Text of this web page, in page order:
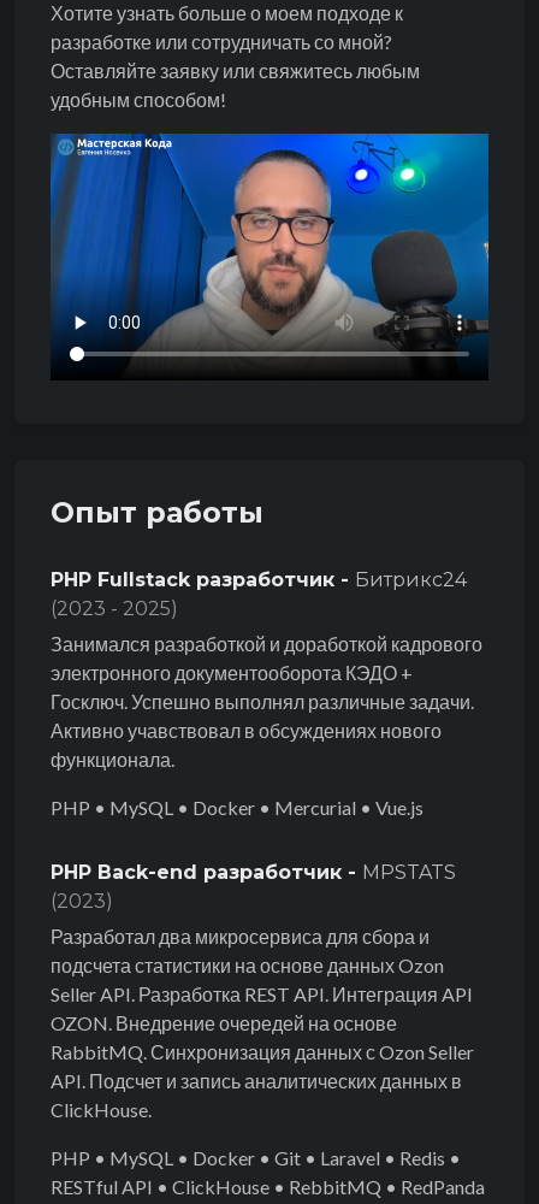
Хотите узнать больше о моем подходе к
разработке или сотрудничать со мной?
Оставляйте заявку или свяжитесь любым
удобным способом!
Опыт работы
PHP Fullstack разработчик - Битрикс24
(2023 - 2025)
Занимался разработкой и доработкой кадрового
электронного документооборота КЭДО +
Госключ. Успешно выполнял различные задачи.
Активно учавствовал в обсуждениях нового
функционала.
PHP • MySQL • Docker • Mercurial • Vue.js
PHP Back-end разработчик - MPSTATS
(2023)
Разработал два микросервиса для сбора и
подсчета статистики на основе данных Ozon
Seller API. Разработка REST API. Интеграция API
OZON. Внедрение очередей на основе
RabbitMQ. Синхронизация данных с Ozon Seller
API. Подсчет и запись аналитических данных в
ClickHouse.
PHP • MySQL • Docker • Git • Laravel • Redis •
RESTful API • ClickHouse • RebbitMQ • RedPanda